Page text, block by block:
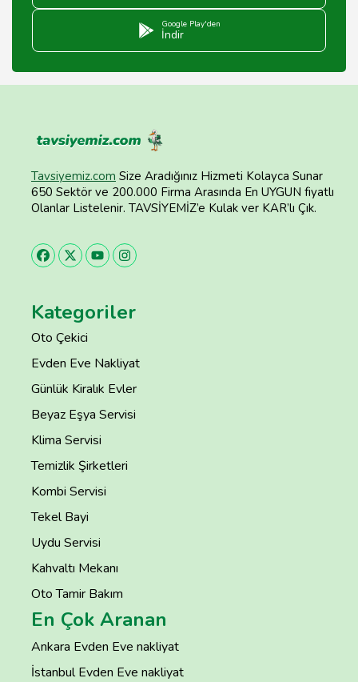
Google Play'den
İndir
Tavsiyemiz.com Size Aradığınız Hizmeti Kolayca Sunar
650 Sektör ve 200.000 Firma Arasında En UYGUN fiyatlı
Olanlar Listelenir. TAVSİYEMİZ’e Kulak ver KAR’lı Çık.
Kategoriler
Oto Çekici
Evden Eve Nakliyat
Günlük Kiralık Evler
Beyaz Eşya Servisi
Klima Servisi
Temizlik Şirketleri
Kombi Servisi
Tekel Bayi
Uydu Servisi
Kahvaltı Mekanı
Oto Tamir Bakım
En Çok Aranan
Ankara Evden Eve nakliyat
İstanbul Evden Eve nakliyat